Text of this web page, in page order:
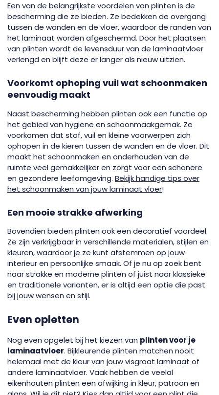
Een van de belangrijkste voordelen van plinten is de
bescherming die ze bieden. Ze bedekken de overgang
tussen de wanden en de vloer, waardoor de randen van
het laminaat worden afgeschermd. Door het plaatsen
van plinten wordt de levensduur van de laminaatvloer
verlengd en blijft deze er langer als nieuw uitzien.
Voorkomt ophoping vuil wat schoonmaken
eenvoudig maakt
Naast bescherming hebben plinten ook een functie op
het gebied van hygiëne en schoonmaakgemak. Ze
voorkomen dat stof, vuil en kleine voorwerpen zich
ophopen in de kieren tussen de wanden en de vloer. Dit
maakt het schoonmaken en onderhouden van de
ruimte veel gemakkelijker en zorgt voor een schonere
en gezondere leefomgeving. Bekijk handige tips over
het schoonmaken van jouw laminaat vloer!
Een mooie strakke afwerking
Bovendien bieden plinten ook een decoratief voordeel.
Ze zijn verkrijgbaar in verschillende materialen, stijlen en
kleuren, waardoor je ze kunt afstemmen op jouw
interieur en persoonlijke smaak. Of je nu op zoek bent
naar strakke en moderne plinten of juist naar klassieke
en traditionele varianten, er is altijd een optie die past
bij jouw wensen en stijl.
Even opletten
Nog even opgelet bij het kiezen van plinten voor je
laminaatvloer. Bijkleurende plinten matchen nooit
helemaal met de kleur van jouw visgraat laminaat of
andere laminaatvloer. Vaak hebben de veelal
eikenhouten plinten een afwijking in kleur, patroon en